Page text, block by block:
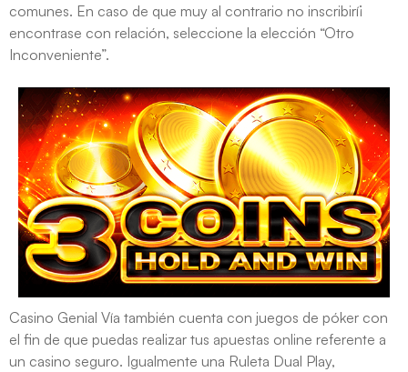
comunes. En caso de que muy al contrario no inscribirí¡
encontrase con relación, seleccione la elección “Otro
Inconveniente”.
Casino Genial Vía también cuenta con juegos de póker con
el fin de que puedas realizar tus apuestas online referente a
un casino seguro. Igualmente una Ruleta Dual Play,